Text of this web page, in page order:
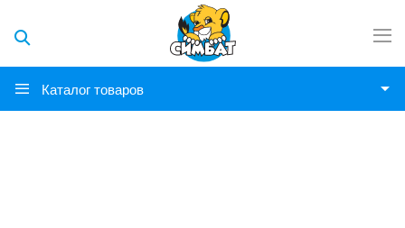
Каталог товаров